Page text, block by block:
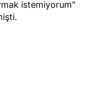
istemiyorum"